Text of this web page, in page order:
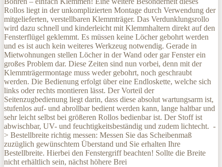
Rollos liegt in der unkomplizierten Montage durch Verwendung der
mitgelieferten, verstellbaren Klemmträger. Das Verdunklungsrollo
wird dazu schnell und kinderleicht mit Klemmhaltern direkt auf den
Fensterflügel geklemmt. Es müssen keine Löcher gebohrt werden
und es ist auch kein weiteres Werkzeug notwendig. Gerade in
Mietwohnungen stellen Löcher in der Wand oder gar Fenster ein
großes Problem dar. Diese Zeiten sind nun vorbei, denn mit der
Klemmträgermontage muss weder gebohrt, noch geschraubt
werden. Die Bedienung erfolgt über eine Endloskette, welche sich
links oder rechts montieren lässt. Der Vorteil der
Seitenzugbedienung liegt darin, dass diese absolut wartungsarm ist,
stufenlos auf- und abrollbar bedient werden kann, lange haltbar und
sehr leicht selbst bei größeren Rollos bedienbar ist. Der Stoff ist
abwischbar, UV- und feuchtigkeitsbeständig und zudem lichtecht. -
> Bestellbreite richtig messen: Messen Sie das Scheibenmaß
zuzüglich gewünschtem Überstand und Sie erhalten Ihre
Bestellbreite. Hierbei den Fenstergriff beachten! Sollte die Breite
nicht erhältlich sein, nächst höhere Brei